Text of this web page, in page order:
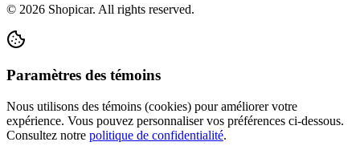
© 2026 Shopicar. All rights reserved.
Paramètres des témoins
Nous utilisons des témoins (cookies) pour améliorer votre
expérience. Vous pouvez personnaliser vos préférences ci-dessous.
Consultez notre politique de confidentialité.